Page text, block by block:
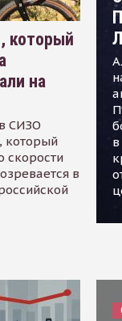
который
на
СИЗО
который
скорости
в